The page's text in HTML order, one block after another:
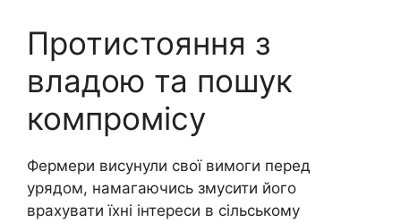
Протистояння з
владою та пошук
компромісу
Фермери висунули свої вимоги перед
урядом, намагаючись змусити його
врахувати їхні інтереси в сільському